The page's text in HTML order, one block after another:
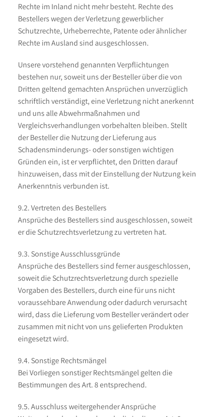
Rechte im Inland nicht mehr besteht. Rechte des
Bestellers wegen der Verletzung gewerblicher
Schutzrechte, Urheberrechte, Patente oder ähnlicher
Rechte im Ausland sind ausgeschlossen.
Unsere vorstehend genannten Verpflichtungen
bestehen nur, soweit uns der Besteller über die von
Dritten geltend gemachten Ansprüchen unverzüglich
schriftlich verständigt, eine Verletzung nicht anerkennt
und uns alle Abwehrmaßnahmen und
Vergleichsverhandlungen vorbehalten bleiben. Stellt
der Besteller die Nutzung der Lieferung aus
Schadensminderungs- oder sonstigen wichtigen
Gründen ein, ist er verpflichtet, den Dritten darauf
hinzuweisen, dass mit der Einstellung der Nutzung kein
Anerkenntnis verbunden ist.
9.2. Vertreten des Bestellers
Ansprüche des Bestellers sind ausgeschlossen, soweit
er die Schutzrechtsverletzung zu vertreten hat.
9.3. Sonstige Ausschlussgründe
Ansprüche des Bestellers sind ferner ausgeschlossen,
soweit die Schutzrechtsverletzung durch spezielle
Vorgaben des Bestellers, durch eine für uns nicht
voraussehbare Anwendung oder dadurch verursacht
wird, dass die Lieferung vom Besteller verändert oder
zusammen mit nicht von uns gelieferten Produkten
eingesetzt wird.
9.4. Sonstige Rechtsmängel
Bei Vorliegen sonstiger Rechtsmängel gelten die
Bestimmungen des Art. 8 entsprechend.
9.5. Ausschluss weitergehender Ansprüche